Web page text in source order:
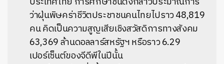
ว่าฝุ่นพิษคร่าชีวิตประชาชนคนไทยไปราว 48,819
คน คิดเป็นความสูญเสียเชิงสวัสดิการทางสังคม
63,369 ล้านดอลลาร์สหรัฐฯ หรือราว 6.29
เปอร์เซ็นต์ของจีดีพีในปีนั้น